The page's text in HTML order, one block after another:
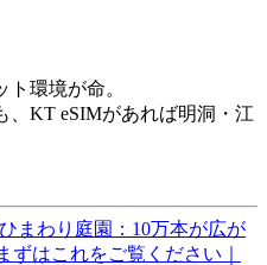
環境が命。
KT eSIMがあれば明洞・江
まわり庭園：10万本が広が
ずはこれをご覧ください｜